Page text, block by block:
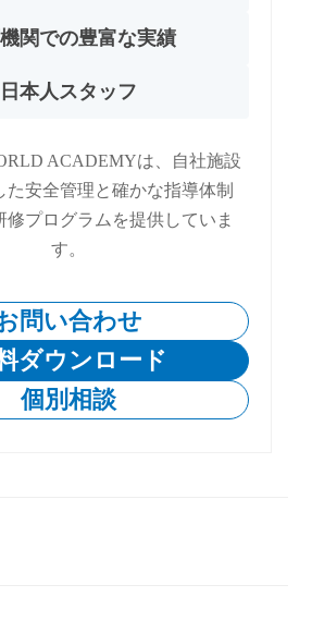
関での豊富な実績
日本人スタッフ
ACADEMYは、自社施設
た安全管理と確かな指導体制
修プログラムを提供していま
す。
問い合わせ
ダウンロード
個別相談